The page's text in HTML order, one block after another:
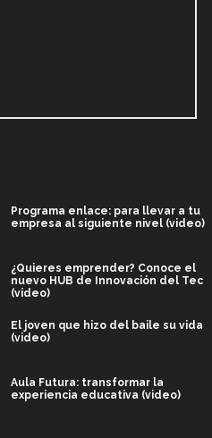
Programa enlace: para llevar a tu
empresa al siguiente nivel (video)
¿Quieres emprender? Conoce el
nuevo HUB de Innovación del Tec
(video)
El joven que hizo del baile su vida
(video)
Aula Futura: transformar la
experiencia educativa (video)